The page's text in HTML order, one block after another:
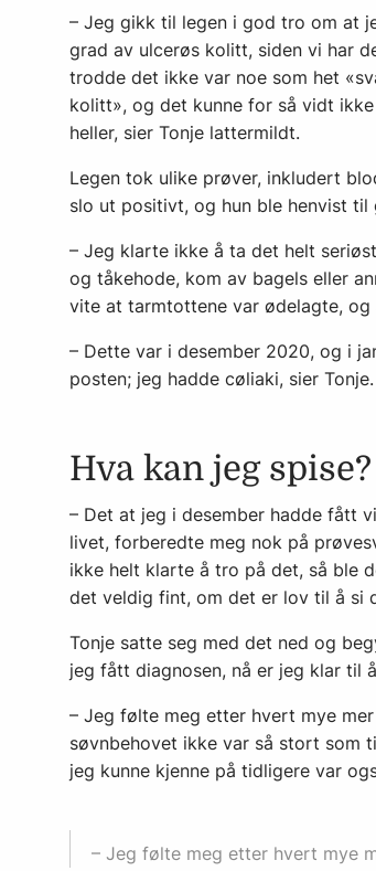
– Jeg gikk til legen i god tro om at
grad av ulcerøs kolitt, siden vi har
trodde det ikke var noe som het
kolitt», og det kunne for så vidt
heller, sier Tonje lattermildt.
Legen tok ulike prøver, inkludert
slo ut positivt, og hun ble henvist til
– Jeg klarte ikke å ta det helt
og tåkehode, kom av bagels eller
vite at tarmtottene var ødelagte,
– Dette var i desember 2020, og i
posten; jeg hadde cøliaki, sier Tonje.
Hva kan jeg spise?
– Det at jeg i desember hadde fått
livet, forberedte meg nok på
ikke helt klarte å tro på det, så ble
det veldig fint, om det er lov til å si
Tonje satte seg med det ned og
jeg fått diagnosen, nå er jeg klar til
– Jeg følte meg etter hvert mye
søvnbehovet ikke var så stort som
jeg kunne kjenne på tidligere var
– Jeg følte meg etter hvert mye